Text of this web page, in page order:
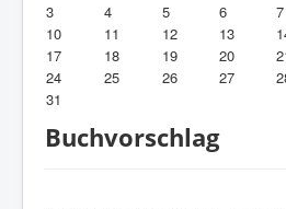
Bibliothek
3
4 5 6 7
10
11 12 13
17
18 19 20
24
25 26 27
31
Buchvorschlag